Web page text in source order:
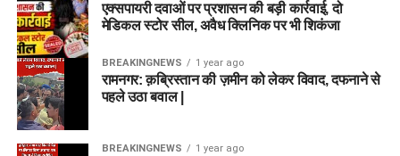
एक्सपायरी दवाओं पर प्रशासन की बड़ी कार्रवाई, दो
मेडिकल स्टोर सील, अवैध क्लिनिक पर भी शिकंजा
BREAKINGNEWS 1 year ago
रामनगर: क़ब्रिस्तान की ज़मीन को लेकर विवाद, दफनाने से
पहले उठा बवाल |
BREAKINGNEWS 1 year ago